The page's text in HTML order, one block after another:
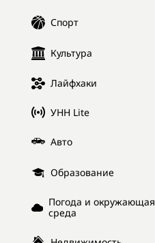
Спорт
Культура
Лайфхаки
УНН Lite
Авто
Образование
Погода и окружающая
среда